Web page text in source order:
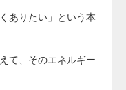
ありたい」という本
て、そのエネルギー